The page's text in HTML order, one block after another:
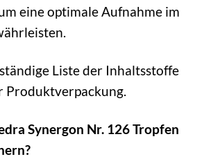
eine optimale Aufnahme im
Liste der Inhaltsstoffe
Produktverpackung.
Synergon Nr. 126 Tropfen